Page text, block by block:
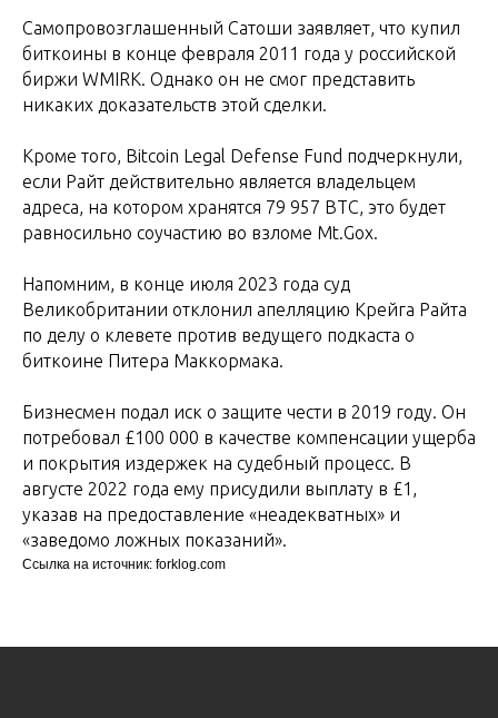
Самопровозглашенный Сатоши заявляет, что купил
биткоины в конце февраля 2011 года у российской
биржи WMIRK. Однако он не смог представить
никаких доказательств этой сделки.
Кроме того, Bitcoin Legal Defense Fund подчеркнули,
если Райт действительно является владельцем
адреса, на котором хранятся 79 957 BTC, это будет
равносильно соучастию во взломе Mt.Gox.
Напомним, в конце июля 2023 года суд
Великобритании отклонил апелляцию Крейга Райта
по делу о клевете против ведущего подкаста о
биткоине Питера Маккормака.
Бизнесмен подал иск о защите чести в 2019 году. Он
потребовал £100 000 в качестве компенсации ущерба
и покрытия издержек на судебный процесс. В
августе 2022 года ему присудили выплату в £1,
указав на предоставление «неадекватных» и
«заведомо ложных показаний».
Ссылка на источник: forklog.com